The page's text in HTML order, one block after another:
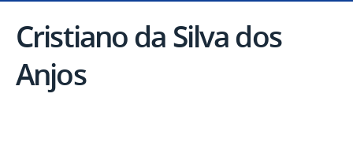
Cristiano da Silva dos
Anjos